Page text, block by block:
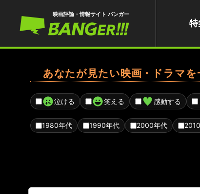
映画評論・情報サイト バンガー
特
あなたが見たい映画・ドラマを
泣ける 笑える 感動する
1980年代 1990年代 2000年代